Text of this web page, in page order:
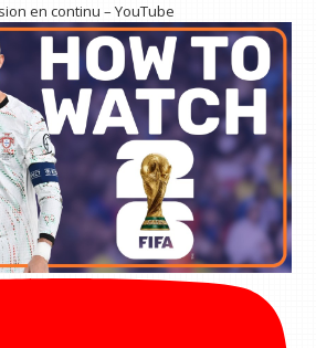
en continu – YouTube